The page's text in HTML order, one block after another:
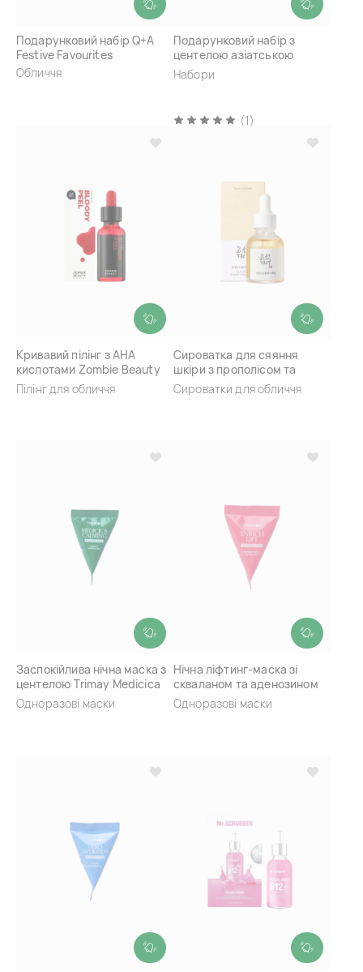
Подарунковий набір Q+A
Festive Favourites
Обличчя
Подарунковий набір з
центелою азіатською
Bioaqua Centella Asiatica
Soothing Repair Six-piece
Набори
(1)
Кривавий пілінг з AHA
кислотами Zombie Beauty
Bloody Peel
Пілінг для обличчя
Сироватка для сяяння
шкіри з прополісом та
ніацинамідом Beauty Of
Joseon Glow Serum Propol
Сироватки для обличчя
Заспокійлива нічна маска з
центелою Trimay Medicica
Calming Sleeping Pack
Одноразові маски
Нічна ліфтинг-маска зі
скваланом та аденозином
Trimay Enrich Lift Sleeping
Pack
Одноразові маски